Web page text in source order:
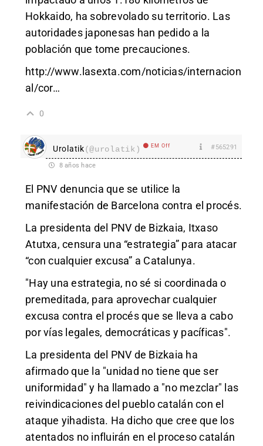
Hokkaido, ha sobrevolado su territorio. Las
autoridades japonesas han pedido a la
población que tome precauciones.
http://www.lasexta.com/noticias/internacion
al/cor…
0
Urolatik(@urolatik) EM Off #565291
8 años hace
El PNV denuncia que se utilice la
manifestación de Barcelona contra el procés.
La presidenta del PNV de Bizkaia, Itxaso
Atutxa, censura una “estrategia” para atacar
“con cualquier excusa” a Catalunya.
"Hay una estrategia, no sé si coordinada o
premeditada, para aprovechar cualquier
excusa contra el procés que se lleva a cabo
por vías legales, democráticas y pacíficas".
La presidenta del PNV de Bizkaia ha
afirmado que la "unidad no tiene que ser
uniformidad" y ha llamado a "no mezclar" las
reivindicaciones del pueblo catalán con el
ataque yihadista. Ha dicho que cree que los
atentados no influirán en el proceso catalán